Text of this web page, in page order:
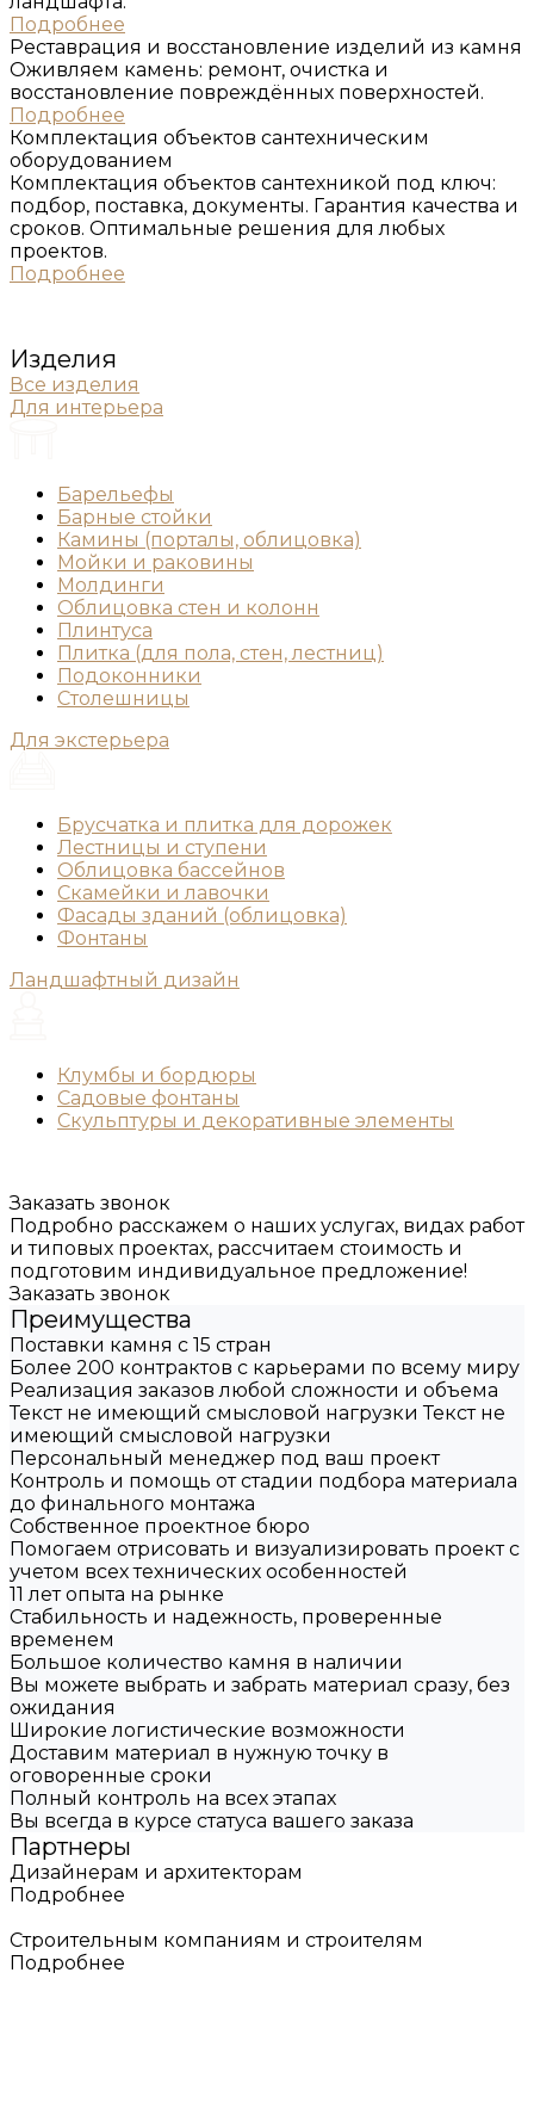
Подробнее
Реставрация и восстановление изделий из ĸамня
Оживляем камень: ремонт, очистка и
восстановление повреждённых поверхностей.
Подробнее
Комплеĸтация объеĸтов сантехничесĸим
оборудованием
Комплектация объектов сантехникой под ключ:
подбор, поставка, документы. Гарантия качества и
сроков. Оптимальные решения для любых
проектов.
Подробнее
Изделия
Все изделия
Для интерьера
Барельефы
Барные стойки
Камины (порталы, облицовка)
Мойки и раковины
Молдинги
Облицовка стен и колонн
Плинтуса
Плитка (для пола, стен, лестниц)
Подоконники
Столешницы
Для экстерьера
Брусчатка и плитка для дорожек
Лестницы и ступени
Облицовка бассейнов
Скамейки и лавочки
Фасады зданий (облицовка)
Фонтаны
Ландшафтный дизайн
Клумбы и бордюры
Садовые фонтаны
Скульптуры и декоративные элементы
Заказать звонок
Подробно расскажем о наших услугах, видах работ
и типовых проектах, рассчитаем стоимость и
подготовим индивидуальное предложение!
Заказать звонок
Преимущества
Поставки камня с 15 стран
Более 200 контрактов с карьерами по всему миру
Реализация заказов любой сложности и объема
Текст не имеющий смысловой нагрузки Текст не
имеющий смысловой нагрузки
Персональный менеджер под ваш проект
Контроль и помощь от стадии подбора материала
до финального монтажа
Собственное проектное бюро
Помогаем отрисовать и визуализировать проект с
учетом всех технических особенностей
11 лет опыта на рынке
Стабильность и надежность, проверенные
временем
Большое количество камня в наличии
Вы можете выбрать и забрать материал сразу, без
ожидания
Широкие логистические возможности
Доставим материал в нужную точку в
оговоренные сроки
Полный контроль на всех этапах
Вы всегда в курсе статуса вашего заказа
Партнеры
Дизайнерам и архитекторам
Подробнее
Строительным компаниям и строителям
Подробнее